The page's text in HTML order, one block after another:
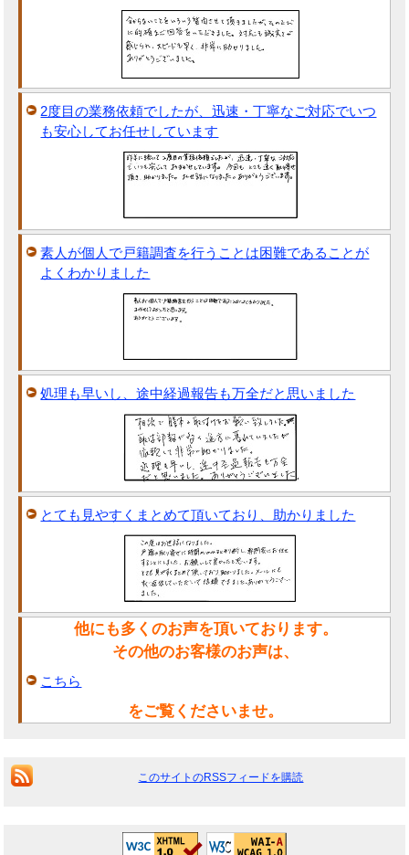
2度目の業務依頼でしたが、迅速・丁寧なご対応でいつ
も安心してお任せしています
素人が個人で戸籍調査を行うことは困難であることが
よくわかりました
処理も早いし、途中経過報告も万全だと思いました
とても見やすくまとめて頂いており、助かりました
他にも多くのお声を頂いております。
その他のお客様のお声は、
こちら
をご覧くださいませ。
このサイトのRSSフィードを購読